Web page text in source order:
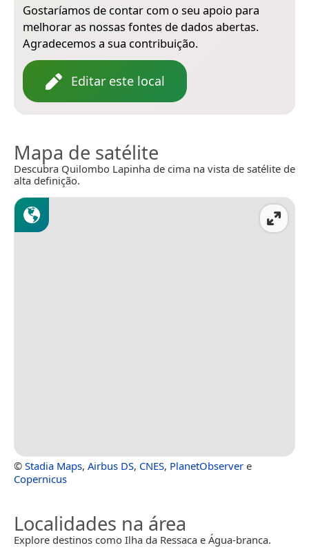
Gostaríamos de contar com o seu apoio para
melhorar as nossas fontes de dados abertas.
Agradecemos a sua contribuição.
Editar este local
Mapa de satélite
Descubra Quilombo Lapinha de cima na vista de satélite de
alta definição.
© Stadia Maps, Airbus DS, CNES, PlanetObserver e
Copernicus
Localidades na área
Explore destinos como Ilha da Ressaca e Água-branca.